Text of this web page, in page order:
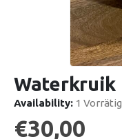
Waterkruik
Availability: 1 Vorrätig
€30,00